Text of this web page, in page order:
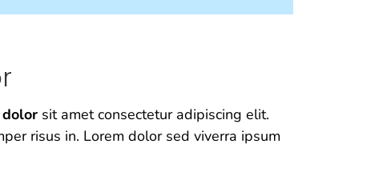
sit amet consectetur adipiscing elit.
risus in. Lorem dolor sed viverra ipsum